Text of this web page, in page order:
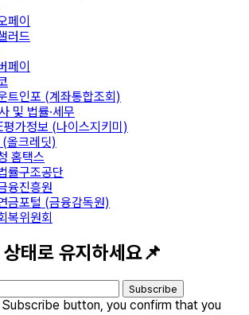
페이
러드
페이
트인포 (계좌통합조회)
및 법률·세무
평가정보 (나이스지키미)
(올크레딧)
홈택스
률구조공단
융진흥원
금포털 (금융감독원)
복위원회
태로 유지하세요📌
Subscribe
button, you confirm that you